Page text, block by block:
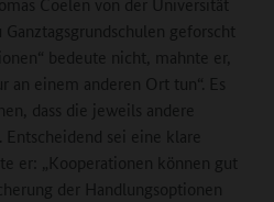
geforscht
bedeute nicht, mahnte er,
einem anderen Ort tun“. Es
dass die jeweils andere
Entscheidend sei eine klare
er: „Kooperationen können gut
der Handlungsoptionen